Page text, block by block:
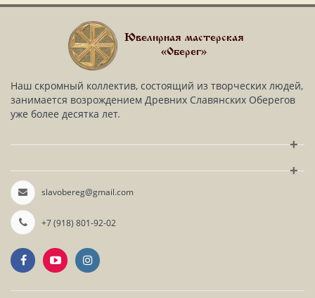
Ювелирная мастерская
«Оберег»
Наш скромный коллектив, состоящий из творческих людей,
занимается возрождением Древних Славянских Оберегов
уже более десятка лет.
+
+
slavobereg@gmail.com
+7 (918) 801-92-02